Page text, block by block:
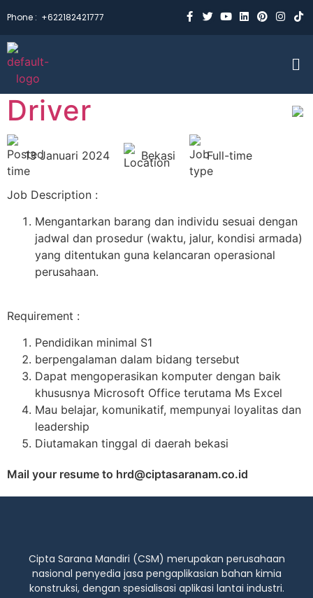
Phone : +622182421777
Driver
13 Januari 2024 Bekasi Full-time
Job Description :
Mengantarkan barang dan individu sesuai dengan
jadwal dan prosedur (waktu, jalur, kondisi armada)
yang ditentukan guna kelancaran operasional
perusahaan.
Requirement :
Pendidikan minimal S1
⁠berpengalaman dalam bidang tersebut
⁠Dapat mengoperasikan komputer dengan baik
khususnya Microsoft Office terutama Ms Excel
⁠Mau belajar, komunikatif, mempunyai loyalitas dan
leadership
⁠Diutamakan tinggal di daerah bekasi
Mail your resume to hrd@ciptasaranam.co.id
Cipta Sarana Mandiri (CSM) merupakan perusahaan
nasional penyedia jasa pengaplikasian bahan kimia
konstruksi, dengan spesialisasi aplikasi lantai industri.